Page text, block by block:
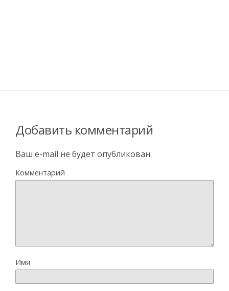
Добавить комментарий
Ваш e-mail не будет опубликован.
Комментарий
Имя